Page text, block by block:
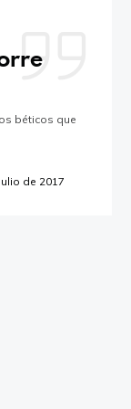
béticos que
de 2017